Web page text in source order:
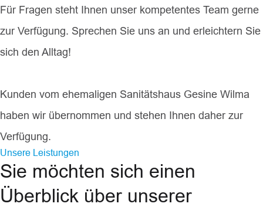
Für Fragen steht Ihnen unser kompetentes Team gerne
zur Verfügung. Sprechen Sie uns an und erleichtern Sie
sich den Alltag!
Kunden vom ehemaligen Sanitätshaus Gesine Wilma
haben wir übernommen und stehen Ihnen daher zur
Verfügung.
Unsere Leistungen
Sie möchten sich einen
Überblick über unserer